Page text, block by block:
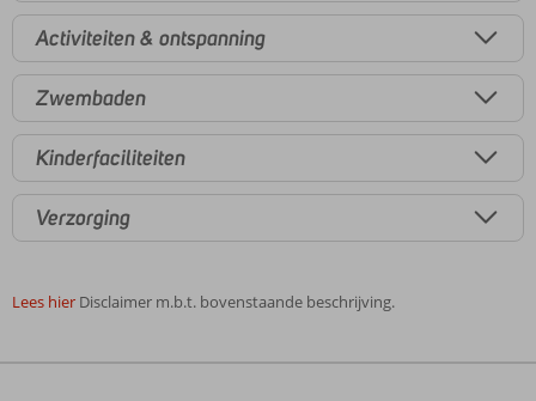
Activiteiten & ontspanning
Zwembaden
Kinderfaciliteiten
Verzorging
Lees hier Disclaimer m.b.t. bovenstaande beschrijving.